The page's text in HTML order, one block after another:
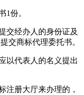
份。
经办人的身份证及
交商标代理委托书。
代表人的名义提出
册大厅来办理的，